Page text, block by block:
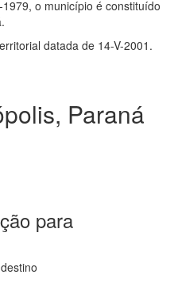
o município é constituído
datada de 14-V-2001.
Paraná
para